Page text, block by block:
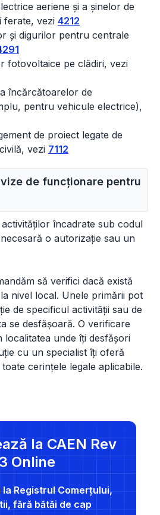
aeriene și a șinelor de
ferate, vezi 4212
și digurilor pentru centrale
fotovoltaice pe clădiri, vezi
încărcătoarelor de
pentru vehicule electrice),
de proiect legate de
vezi 7112
de funcționare pentru
încadrate sub codul
o autorizație sau un
să verifici dacă există
nivel local. Unele primării pot
de specificul activității sau de
se desfășoară. O verificare
localitatea unde îți desfășori
cu un specialist îți oferă
cerințele legale aplicabile.
la CAEN Rev
Online
la Registrul Comerțului,
fără bătăi de cap